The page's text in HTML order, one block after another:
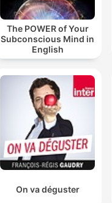
The POWER of Your
Subconscious Mind in
English
On va déguster